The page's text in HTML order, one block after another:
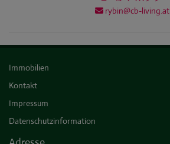
rybin@cb-living.at
Immobilien
Kontakt
Impressum
Datenschutzinformation